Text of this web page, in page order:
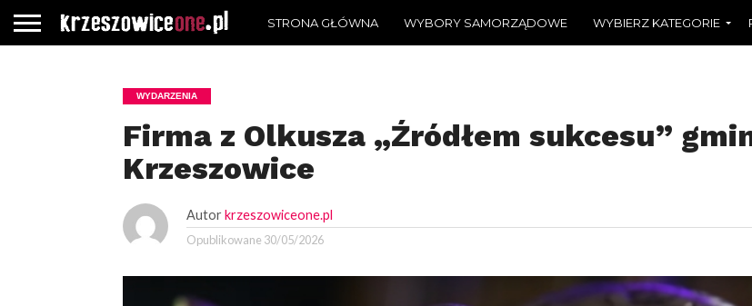
STRONA GŁÓWNA WYBORY SAMORZĄDOWE WYBIERZ KATEGORIE
WYDARZENIA
Firma z Olkusza „Źródłem sukcesu”
Krzeszowice
Autor krzeszowiceone.pl
Opublikowane 30/05/2026